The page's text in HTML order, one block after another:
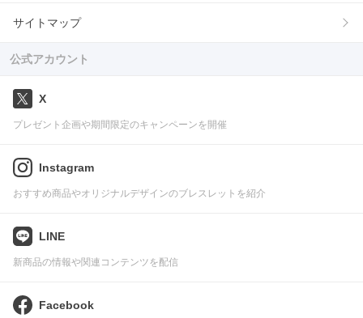
サイトマップ
公式アカウント
X
プレゼント企画や期間限定のキャンペーンを開催
Instagram
おすすめ商品やオリジナルデザインのブレスレットを紹介
LINE
新商品の情報や関連コンテンツを配信
Facebook